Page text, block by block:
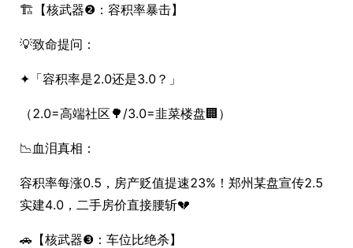
🏗️【核武器❷：容积率暴击】
💡致命提问：
✦「容积率是2.0还是3.0？」
（2.0=高端社区🌳/3.0=韭菜楼盘🏢）
📉血泪真相：
容积率每涨0.5，房产贬值提速23%！郑州某盘宣传2.5
实建4.0，二手房价直接腰斩💔
🚗【核武器❸：车位比绝杀】